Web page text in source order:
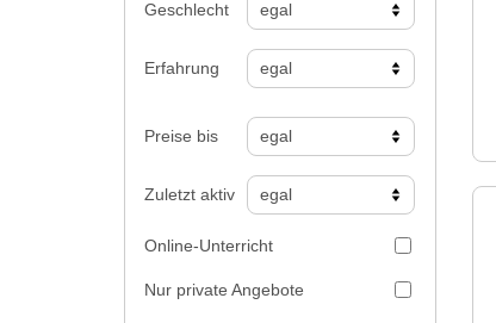
Geschlecht
Erfahrung
Preise bis
Zuletzt aktiv
Online-Unterricht
Nur private Angebote